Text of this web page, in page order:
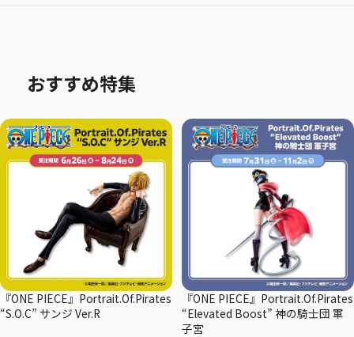
おすすめ特集
『ONE PIECE』Portrait.Of.Pirates
“S.O.C” サンジ Ver.R
『ONE PIECE』Portrait.Of.Pirates
“Elevated Boost” 神の騎士団 軍
子宮